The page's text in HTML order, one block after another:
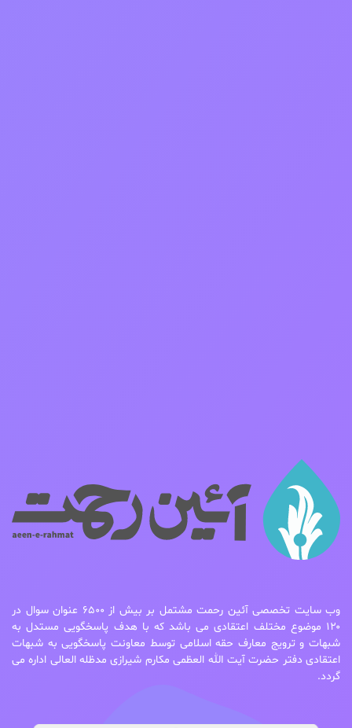
وب سایت تخصصی آئین رحمت مشتمل بر بیش از ۶۵۰۰ عنوان سوال در
مختلف اعتقادی می باشد که با هدف پاسخگویی مستدل به
معارف حقه اسلامی توسط معاونت پاسخگویی به شبهات
حضرت آیت الله العظمی مکارم شیرازی مدظله العالی اداره می